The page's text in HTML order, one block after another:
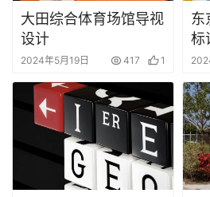
大田综合体育场馆导视
设计
2024年5月19日 417 1
东
标